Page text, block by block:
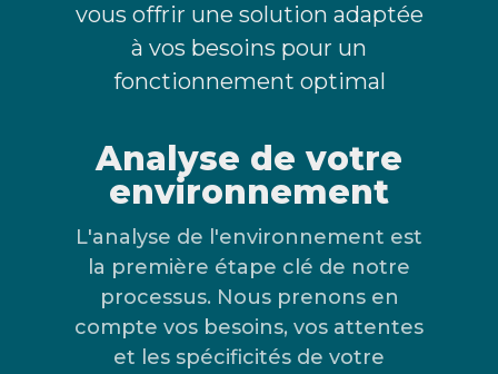
vous offrir une solution adaptée
à vos besoins pour un
fonctionnement optimal
Analyse de votre
environnement
L'analyse de l'environnement est
la première étape clé de notre
processus. Nous prenons en
compte vos besoins, vos attentes
et les spécificités de votre